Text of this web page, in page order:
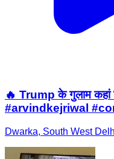
🔥 Trump के गुलाम
#arvindkejriwal
Dwarka, South West